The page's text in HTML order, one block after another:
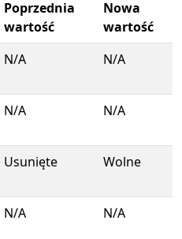
Poprzednia
wartość
Nowa
wartość
N/A N/A
N/A N/A
Usunięte Wolne
N/A N/A